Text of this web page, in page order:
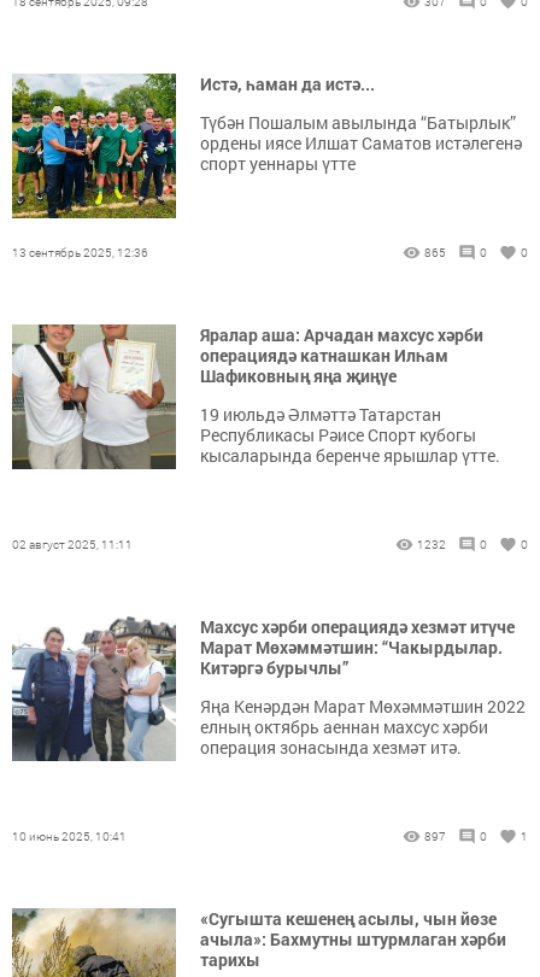
Истә, һаман да истә...
Түбән Пошалым авылында “Батырлык”
ордены иясе Илшат Саматов истәлегенә
спорт уеннары үтте
13 сентябрь 2025, 12:36 865 0 0
Яралар аша: Арчадан махсус хәрби
операциядә катнашкан Илһам
Шафиковның яңа җиңүе
19 июльдә Әлмәттә Татарстан
Республикасы Рәисе Спорт кубогы
кысаларында беренче ярышлар үтте.
02 август 2025, 11:11 1232 0 0
Махсус хәрби операциядә хезмәт итүче
Марат Мөхәммәтшин: “Чакырдылар.
Китәргә бурычлы”
Яңа Кенәрдән Марат Мөхәммәтшин 2022
елның октябрь аеннан махсус хәрби
операция зонасында хезмәт итә.
10 июнь 2025, 10:41 897 0 1
«Сугышта кешенең асылы, чын йөзе
ачыла»: Бахмутны штурмлаган хәрби
тарихы